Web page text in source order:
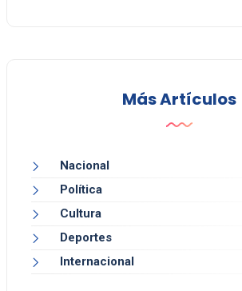
Más Artículos
Nacional
Política
Cultura
Deportes
Internacional